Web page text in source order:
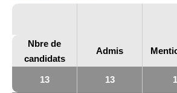
Nbre de
candidats
Admis
13 13 1